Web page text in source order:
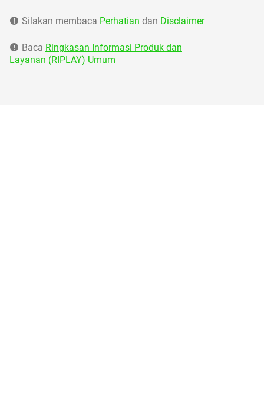
Silakan membaca Perhatian dan Disclaimer
Baca Ringkasan Informasi Produk dan
Layanan (RIPLAY) Umum